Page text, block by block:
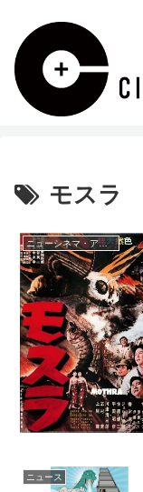
モスラ
ニューシネマ・アナリティクス
ニュース